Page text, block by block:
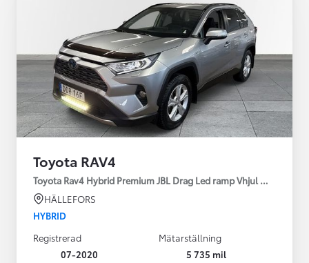
Toyota RAV4
Toyota Rav4 Hybrid Premium JBL Drag Led ramp Vhjul motorv
HÄLLEFORS
HYBRID
Registrerad
07-2020
Mätarställning
5 735 mil